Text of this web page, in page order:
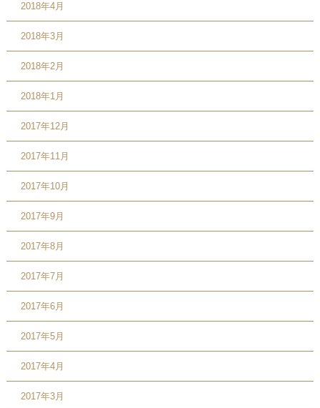
2018年4月
2018年3月
2018年2月
2018年1月
2017年12月
2017年11月
2017年10月
2017年9月
2017年8月
2017年7月
2017年6月
2017年5月
2017年4月
2017年3月